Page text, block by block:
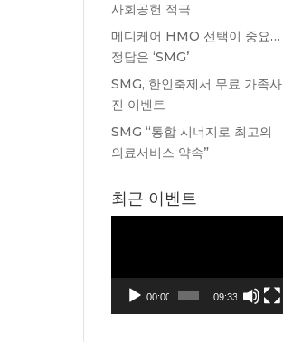
사회공헌 적극
메디케어 HMO 선택이 중요…
정답은 ‘SMG’
SMG, 한인축제서 무료 가족사
진 이벤트
SMG “통합 시너지로 최고의
의료서비스 약속”
최근 이벤트
00:00 09:33